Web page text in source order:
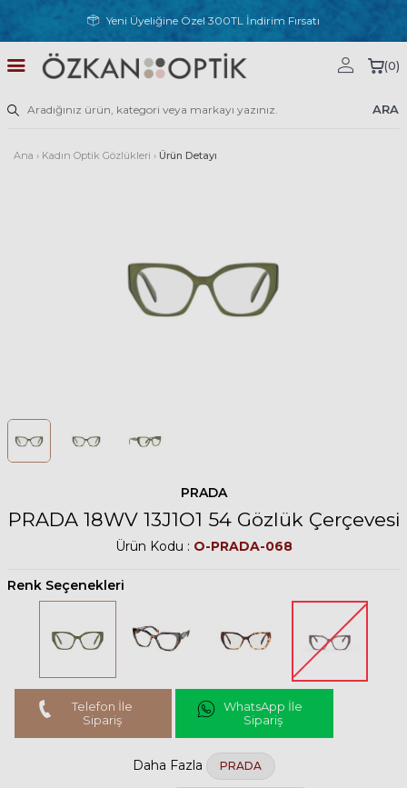
Yeni Üyeliğine Özel 300TL İndirim Fırsatı
ARA
(0)
Ana › Kadın Optik Gözlükleri › Ürün Detayı
PRADA
PRADA 18WV 13J1O1 54 Gözlük Çerçevesi
Ürün Kodu : O-PRADA-068
Renk Seçenekleri
Telefon İle
Sipariş
WhatsApp İle
Sipariş
Daha Fazla PRADA